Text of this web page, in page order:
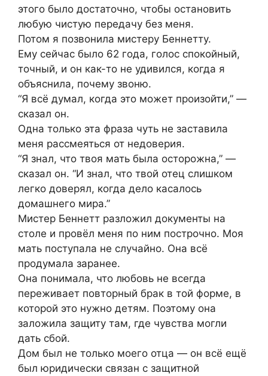
этого было достаточно, чтобы остановить
любую чистую передачу без меня.
Потом я позвонила мистеру Беннетту.
Ему сейчас было 62 года, голос спокойный,
точный, и он как-то не удивился, когда я
объяснила, почему звоню.
“Я всё думал, когда это может произойти,” —
сказал он.
Одна только эта фраза чуть не заставила
меня рассмеяться от недоверия.
“Я знал, что твоя мать была осторожна,” —
сказал он. “И знал, что твой отец слишком
легко доверял, когда дело касалось
домашнего мира.”
Мистер Беннетт разложил документы на
столе и провёл меня по ним построчно. Моя
мать поступала не случайно. Она всё
продумала заранее.
Она понимала, что любовь не всегда
переживает повторный брак в той форме, в
которой это нужно детям. Поэтому она
заложила защиту там, где чувства могли
дать сбой.
Дом был не только моего отца — он всё ещё
был юридически связан с защитной